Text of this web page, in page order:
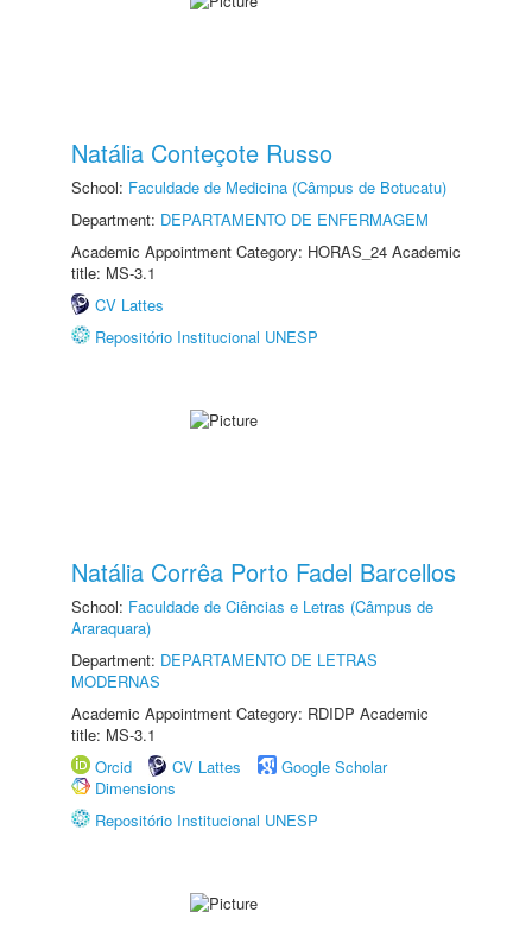
Natália Conteçote Russo
School: Faculdade de Medicina (Câmpus de Botucatu)
Department: DEPARTAMENTO DE ENFERMAGEM
Academic Appointment Category: HORAS_24 Academic
title: MS-3.1
CV Lattes
Repositório Institucional UNESP
Natália Corrêa Porto Fadel Barcellos
School: Faculdade de Ciências e Letras (Câmpus de
Araraquara)
Department: DEPARTAMENTO DE LETRAS
MODERNAS
Academic Appointment Category: RDIDP Academic
title: MS-3.1
Orcid
CV Lattes
Google Scholar
Dimensions
Repositório Institucional UNESP